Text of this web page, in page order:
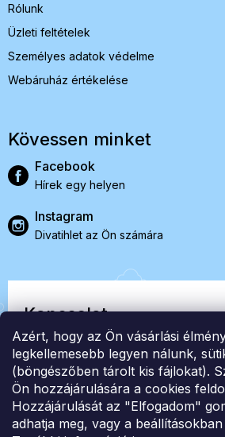
Azért, hogy az Ön vásárlási
legkellemesebb legyen nálunk,
(böngészőben tárolt kis fájlokat).
Ön hozzájárulására a cookies
Hozzájárulását az "Elfogadom"
adhatja meg, vagy a
Rólunk
Üzleti feltételek
Személyes adatok védelme
Webáruház értékelése
Kövessen minket
Facebook
Hírek egy helyen
Instagram
Divatihlet az Ön számára
Kapcsolat
EasyStock s.r.o.
ID: 07727402, Adószám: CZ07727402
info@londonclub.hu